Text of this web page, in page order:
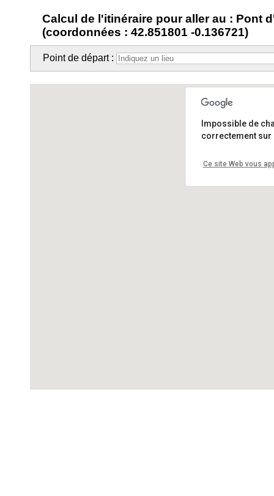
Calcul de l'itinéraire pour aller au : Pont
(coordonnées : 42.851801 -0.136721)
Point de départ :
Impossible de
correctement sur
Ce site Web vous